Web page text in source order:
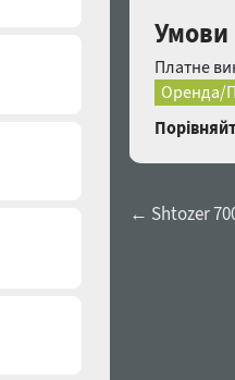
Умови
Платне
Оренда/
← Shtozer